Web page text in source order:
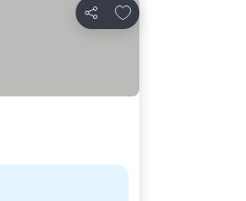
Jaa
Lisää suosikkeihin